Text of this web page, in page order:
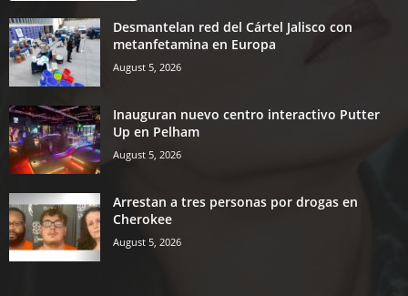
Desmantelan red del Cártel Jalisco con
metanfetamina en Europa
August 5, 2026
Inauguran nuevo centro interactivo Putter
Up en Pelham
August 5, 2026
Arrestan a tres personas por drogas en
Cherokee
August 5, 2026